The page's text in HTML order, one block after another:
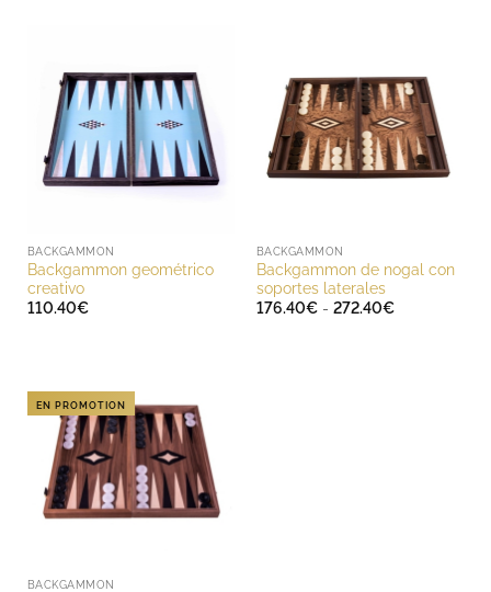
BACKGAMMON
Backgammon geométrico
creativo
110.40€
BACKGAMMON
Backgammon de nogal con
soportes laterales
176.40€ - 272.40€Rango
EN PROMOTION
BACKGAMMON